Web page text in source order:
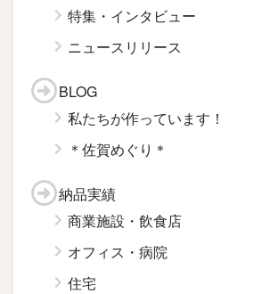
特集・インタビュー
ニュースリリース
BLOG
私たちが作っています！
＊佐賀めぐり＊
納品実績
商業施設・飲食店
オフィス・病院
住宅